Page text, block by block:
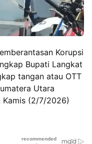
Korupsi
Bupati Langkat
tangan atau OTT
Utara
Kamis (2/7/2026)